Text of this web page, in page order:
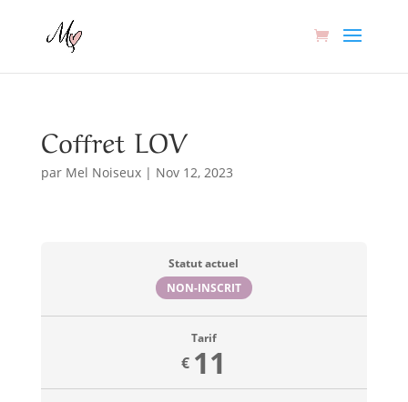
Coffret LOV
par Mel Noiseux| Nov 12, 2023
Statut actuel
NON-INSCRIT
Tarif
€ 11